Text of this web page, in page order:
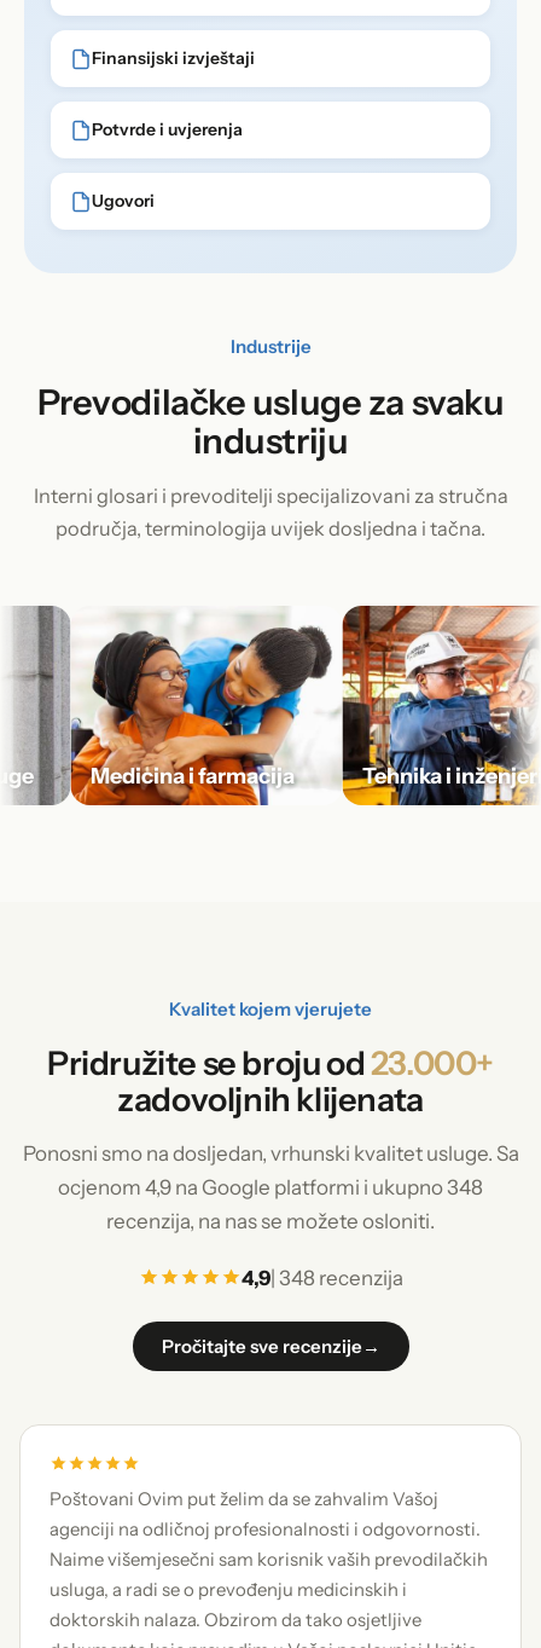
Finansijski izvještaji
Potvrde i uvjerenja
Ugovori
Industrije
Prevodilačke usluge za svaku
industriju
Interni glosari i prevoditelji specijalizovani za stručna
područja, terminologija uvijek dosljedna i tačna.
Medicina i farmacija Tehnika i
Poštovani Ovim put želim da se zahvalim Vašoj
agenciji na odličnoj profesionalnosti i odgovornosti.
Naime višemjesečni sam korisnik vaših prevodilačkih
usluga, a radi se o prevođenju medicinskih i
doktorskih nalaza. Obzirom da tako osjetljive
Kvalitet kojem vjerujete
Pridružite se broju od23.000+
zadovoljnih klijenata
Ponosni smo na dosljedan, vrhunski kvalitet usluge. Sa
ocjenom 4,9 na Google platformi i ukupno 348
recenzija, na nas se možete osloniti.
4,9| 348 recenzija
Pročitajte sve recenzije →